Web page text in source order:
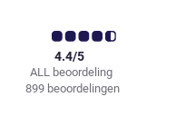
ALL beoordeling
4.4/5
899 beoordelingen